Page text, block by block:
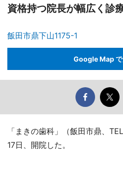
資格持つ院長が幅広く診
飯田市鼎下山1175-1
Google Map
「まきの歯科」（飯田市鼎、
17日、開院した。